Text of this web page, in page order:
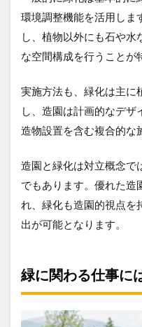
環境調整機能を活用しま
し、植物以外にも石や水
な空間構成を行うことが
実施方法も、緑化は主に
し、造園は計画的なデ
造物設置を含む複合的な
造園と緑化は対立概念で
でもあります。優れた造
れ、緑化も造園的視点を
出が可能となります。
緑に関わる仕事に